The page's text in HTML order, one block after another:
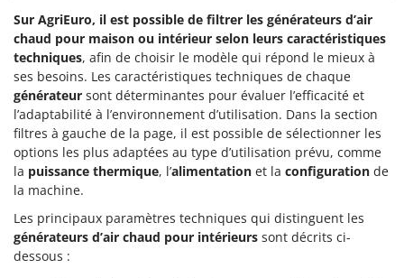
Sur AgriEuro, il est possible de filtrer les générateurs d’air
chaud pour maison ou intérieur selon leurs caractéristiques
techniques, afin de choisir le modèle qui répond le mieux à
ses besoins. Les caractéristiques techniques de chaque
générateur sont déterminantes pour évaluer l’efficacité et
l’adaptabilité à l’environnement d’utilisation. Dans la section
filtres à gauche de la page, il est possible de sélectionner les
options les plus adaptées au type d’utilisation prévu, comme
la puissance thermique, l’alimentation et la configuration de
la machine.
Les principaux paramètres techniques qui distinguent les
générateurs d’air chaud pour intérieurs sont décrits ci-
dessous :